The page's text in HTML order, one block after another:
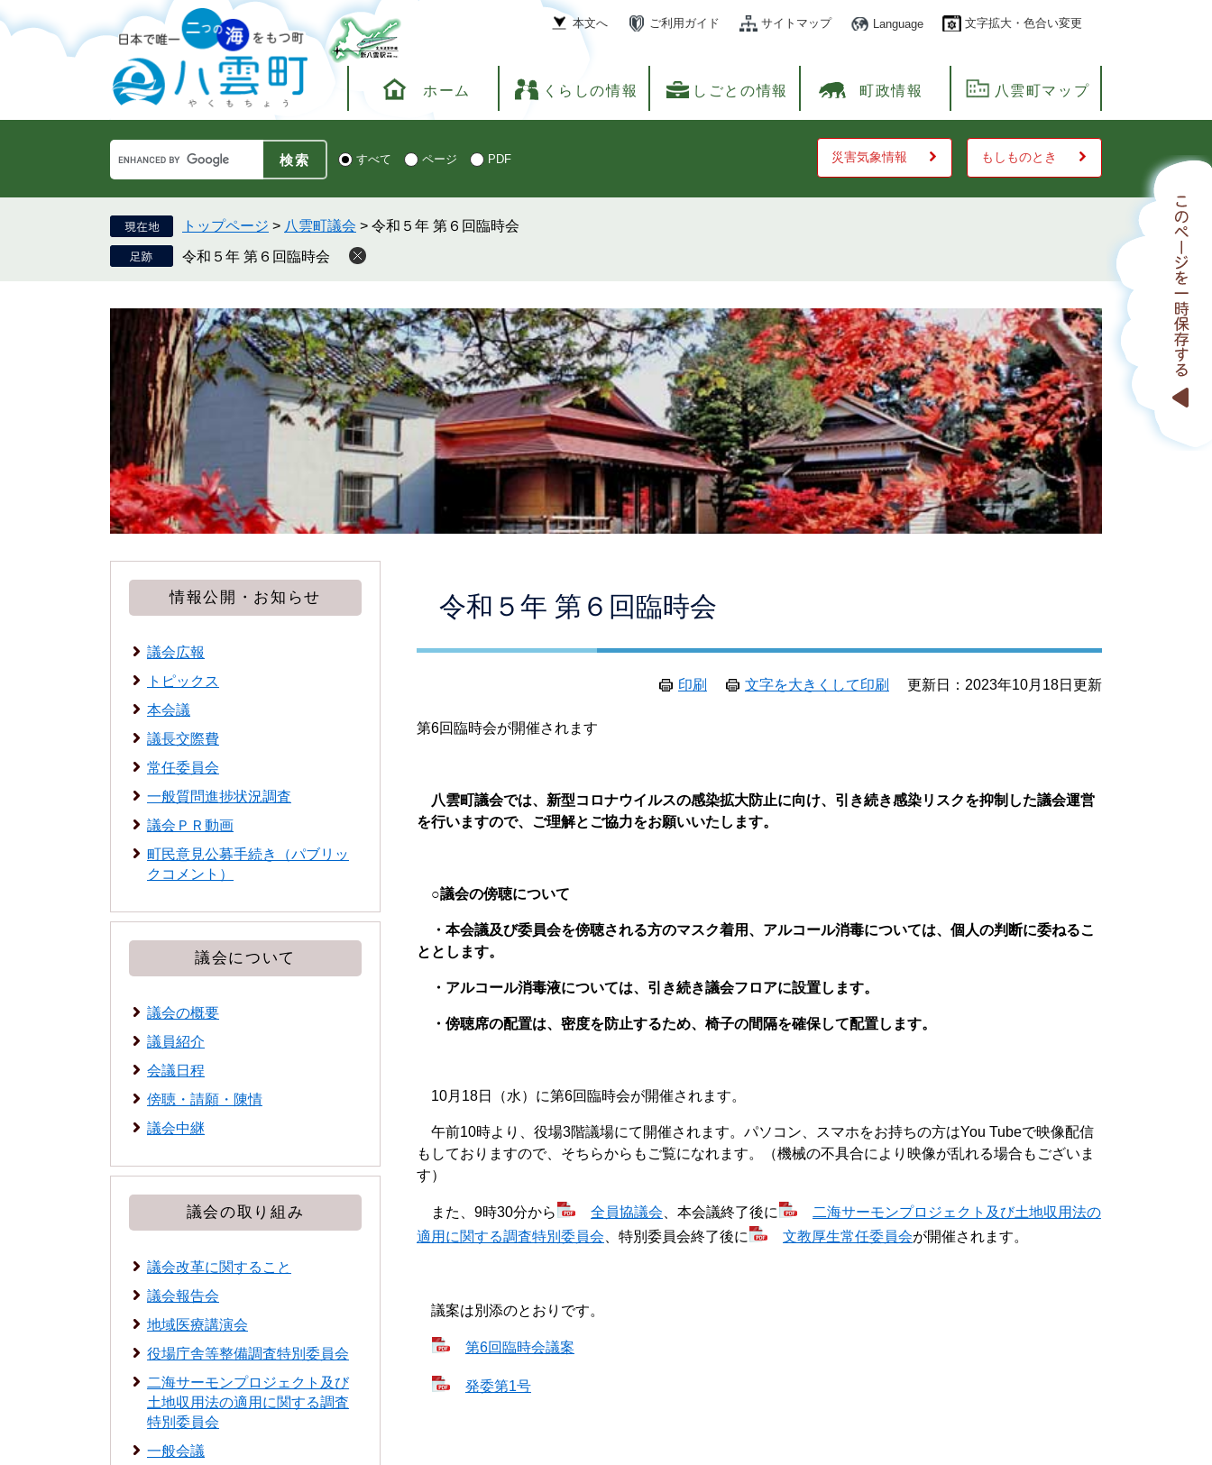
ー
で
ニ
ば
文
本文へ ご利用ガイド サイトマップ Language 文字拡大・色合い変更
ホーム くらしの情報 しごとの情報 町政情報 八雲町マップ
Google
カ
ス
タ
ム
検
検 すべて ページ PDF 災害気象情報 もしものとき
トップページ > 八雲町議会 > 令和５年 第６回臨時会
令和５年 第６回臨時会
令和５年 第６回臨時会
印刷 文字を大きくして印刷 更新日：2023年10月18日更新
第6回臨時会が開催されます
八雲町議会では、新型コロナウイルスの感染拡大防止に向け、引き続き感染リスクを抑制した議会運営
を行いますので、ご理解とご協力をお願いいたします。
○議会の傍聴について
・本会議及び委員会を傍聴される方のマスク着用、アルコール消毒については、個人の判断に委ねるこ
ととします。
・アルコール消毒液については、引き続き議会フロアに設置します。
・傍聴席の配置は、密度を防止するため、椅子の間隔を確保して配置します。
10月18日（水）に第6回臨時会が開催されます。
午前10時より、役場3階議場にて開催されます。パソコン、スマホをお持ちの方はYou Tubeで映像配信
もしておりますので、そちらからもご覧になれます。（機械の不具合により映像が乱れる場合もございま
す）
また、9時30分から 全員協議会 、本会議終了後に
二海サーモンプロジェクト及び土地収用法の
適用に関する調査特別委員会 、特別委員会終了後に 文教厚生常任委員会が開催されます。
議案は別添のとおりです。
第6回臨時会議案
発委第1号
情報公開・お知らせ
議会広報
トピックス
本会議
議長交際費
常任委員会
一般質問進捗状況調査
議会ＰＲ動画
町民意見公募手続き（パブリッ
クコメント）
議会について
議会の概要
議員紹介
会議日程
傍聴・請願・陳情
議会中継
議会の取り組み
議会改革に関すること
議会報告会
地域医療講演会
役場庁舎等整備調査特別委員会
二海サーモンプロジェクト及び
土地収用法の適用に関する調査
特別委員会
一般会議